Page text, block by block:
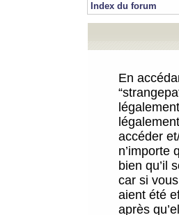
Index du forum
En
accéder
n’importe
bien qu’il
car si
aient été
après